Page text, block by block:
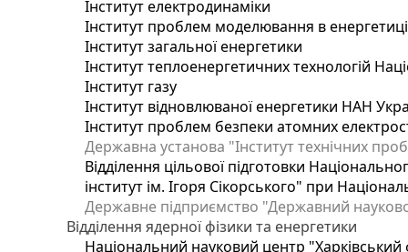
Інститут електродинаміки
Інститут проблем моделювання в
Інститут загальної енергетики
Інститут теплоенергетичних технологій
Інститут газу
Інститут відновлюваної енергетики НАН
Інститут проблем безпеки атомних
Державна установа "Інститут технічних
Відділення цільової підготовки
інститут ім. Ігоря Сікорського" при
Державне підприємство "Державний
Відділення ядерної фізики та енергетики
Національний науковий центр "Харківський